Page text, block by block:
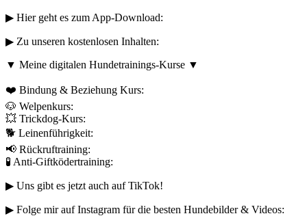
▶︎ Hier geht es zum App-Download:
▶︎ Zu unseren kostenlosen Inhalten:
▼ Meine digitalen Hundetrainings-Kurse ▼
❤️ Bindung & Beziehung Kurs:
🐶 Welpenkurs:
💥 Trickdog-Kurs:
🐕 Leinenführigkeit:
📢 Rückruftraining:
🧪 Anti-Giftködertraining:
▶︎ Uns gibt es jetzt auch auf TikTok!
▶︎ Folge mir auf Instagram für die besten Hundebilder & Videos: